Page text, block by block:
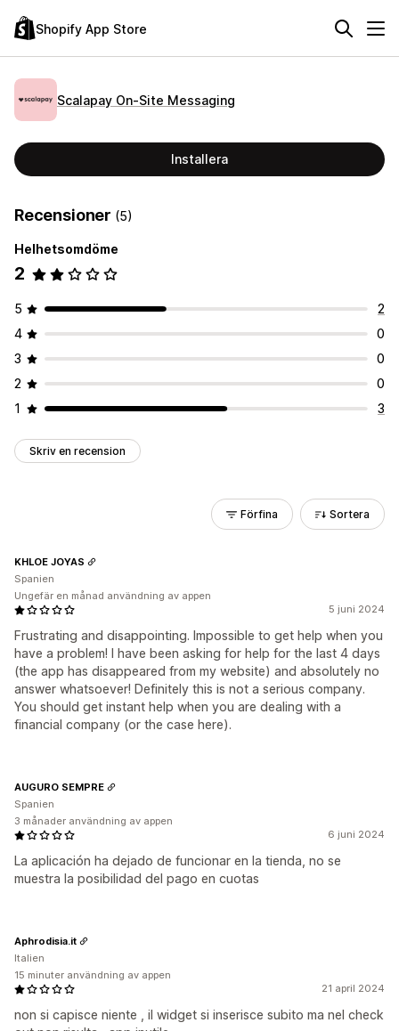
Shopify App Store
Scalapay On‑Site Messaging
Installera
Recensioner (5)
Helhetsomdöme
2
5
2
4
0
3
0
2
0
1
3
Skriv en recension
Förfina Sortera
5 juni 2024
Frustrating and disappointing. Impossible to get help when you
have a problem! I have been asking for help for the last 4 days
(the app has disappeared from my website) and absolutely no
answer whatsoever! Definitely this is not a serious company.
You should get instant help when you are dealing with a
financial company (or the case here).
KHLOE JOYAS
Spanien
Ungefär en månad användning av appen
6 juni 2024
La aplicación ha dejado de funcionar en la tienda, no se
muestra la posibilidad del pago en cuotas
AUGURO SEMPRE
Spanien
3 månader användning av appen
21 april 2024
non si capisce niente , il widget si inserisce subito ma nel check
Aphrodisia.it
Italien
15 minuter användning av appen